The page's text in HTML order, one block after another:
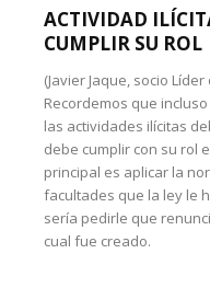
ACTIVIDAD
CUMPLIR SU ROL
(Javier Jaque, socio
Recordemos que
las actividades ilícitas
debe cumplir con su rol
principal es aplicar la
facultades que la ley le
sería pedirle que
cual fue creado.